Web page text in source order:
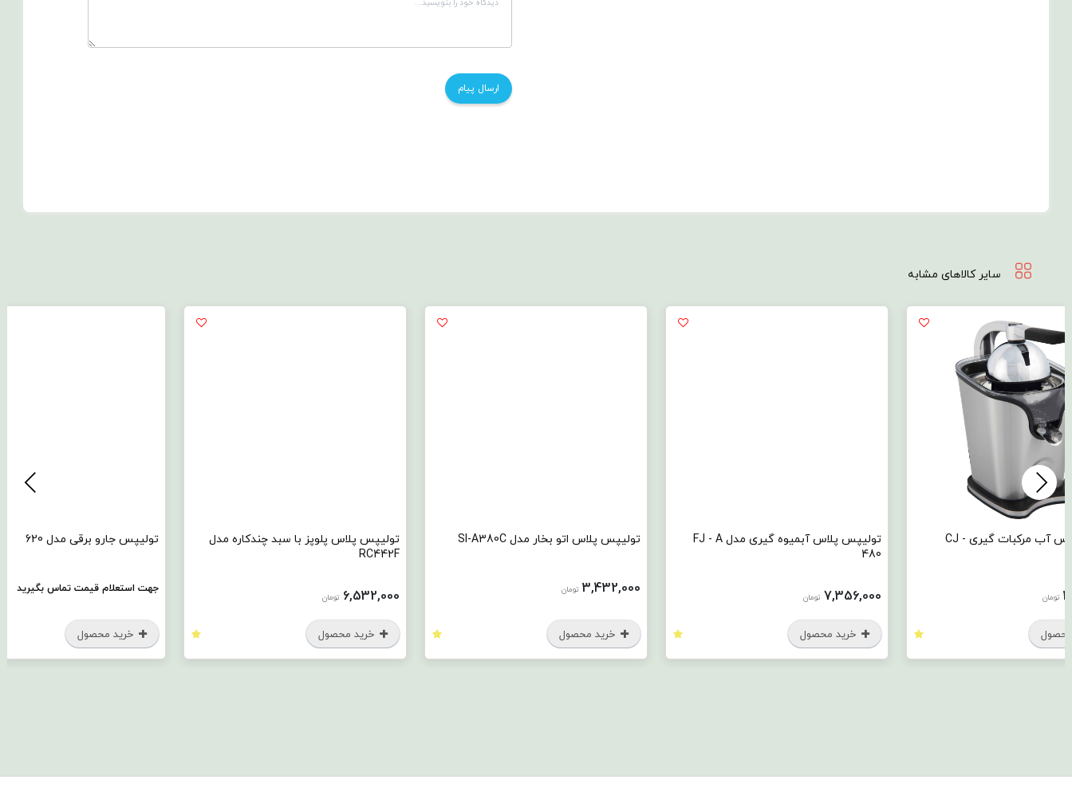
سایر کالاهای مشابه
تولیپس پلاس آب مرکبات گیری CJ -
تومان
تولیپس پلاس آبمیوه گیری مدل FJ - A
480
7,356,000 تومان
خرید محصول
تولیپس پلاس اتو بخار مدل SI-A380C
3,432,000 تومان
خرید محصول
تولیپس پلاس پلوپز با سبد چندکاره مدل
RC442F
6,532,000 تومان
خرید محصول
تولیپس جارو برقی مدل 620
جهت استعلام قیمت تماس بگیرید
خرید محصول